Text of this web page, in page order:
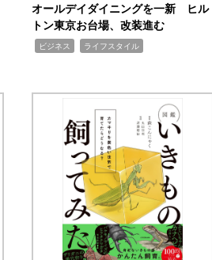
オールデイダイニングを一新 ヒル
トン東京お台場、改装進む
ビジネス ライフスタイル